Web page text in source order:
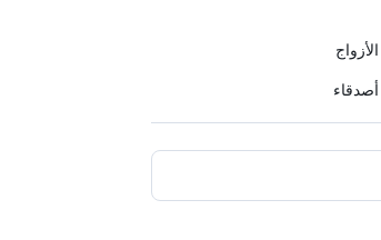
الأزواج
أصدقاء